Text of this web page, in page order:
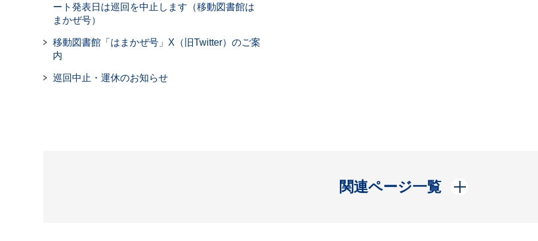
ート発表日は巡回を中止します（移動図書館は
まかぜ号）
移動図書館「はまかぜ号」X（旧Twitter）のご案
内
巡回中止・運休のお知らせ
関連ページ一覧
開く